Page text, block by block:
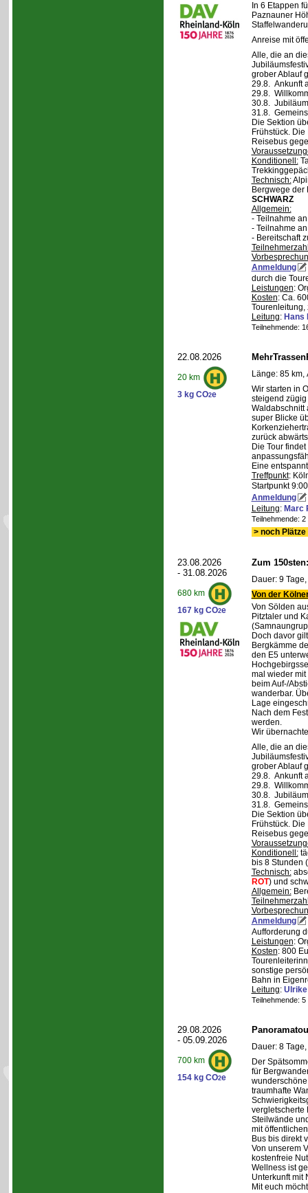
In 6 Etappen
Paznauner
Anreise mit
Alle, die an
grober Ablauf
29.8. Ankunft
29.8.
30.8.
31.8.
Die Sektion
Frühstück.
Reisebus
Konditionell:
Technisch:
Bergwege
SCHWARZ
Allgemein:
- Teilnahme
- Teilnahme
- Bereitschaft
Anmeldung
durch die
Leistungen:
Kosten: Ca.
Tourenleitung,
Leitung: Hans
Teilnehmende:
22.08.2026
20 km
3 kg CO2e
Länge: 85 km,
Wir starten in
steigend
Waldabschnitt
super Blicke
zurück
Die Tour
Eine
Treffpunkt:
Startpunkt
Anmeldung
Leitung: Marc
Teilnehmende:
> noch
23.08.2026
- 31.08.2026
680 km
167 kg CO2e
Zum
Dauer: 9
Von der
Von Sölden
Pitztaler und
Doch davor
Bergkämme
den E5
mal wieder
beim Auf-/
wanderbar.
Lage
Nach dem
werden.
Wir
Alle, die an
grober Ablauf
29.8. Ankunft
29.8.
30.8.
31.8.
Die Sektion
Frühstück.
Reisebus
Konditionell:
bis 8 Stunden
Technisch:
ROT) und
Allgemein:
Anmeldung
Aufforderung
Leistungen:
Kosten: 800
sonstige
Bahn in
Leitung:
Teilnehmende:
29.08.2026
- 05.09.2026
700 km
154 kg CO2e
Dauer: 8
Der
für
traumhafte
vergletscherte
Steilwände
mit
Bus bis direkt
Von unserem
kostenfreie
Wellness ist
Unterkunft mit
Mit euch